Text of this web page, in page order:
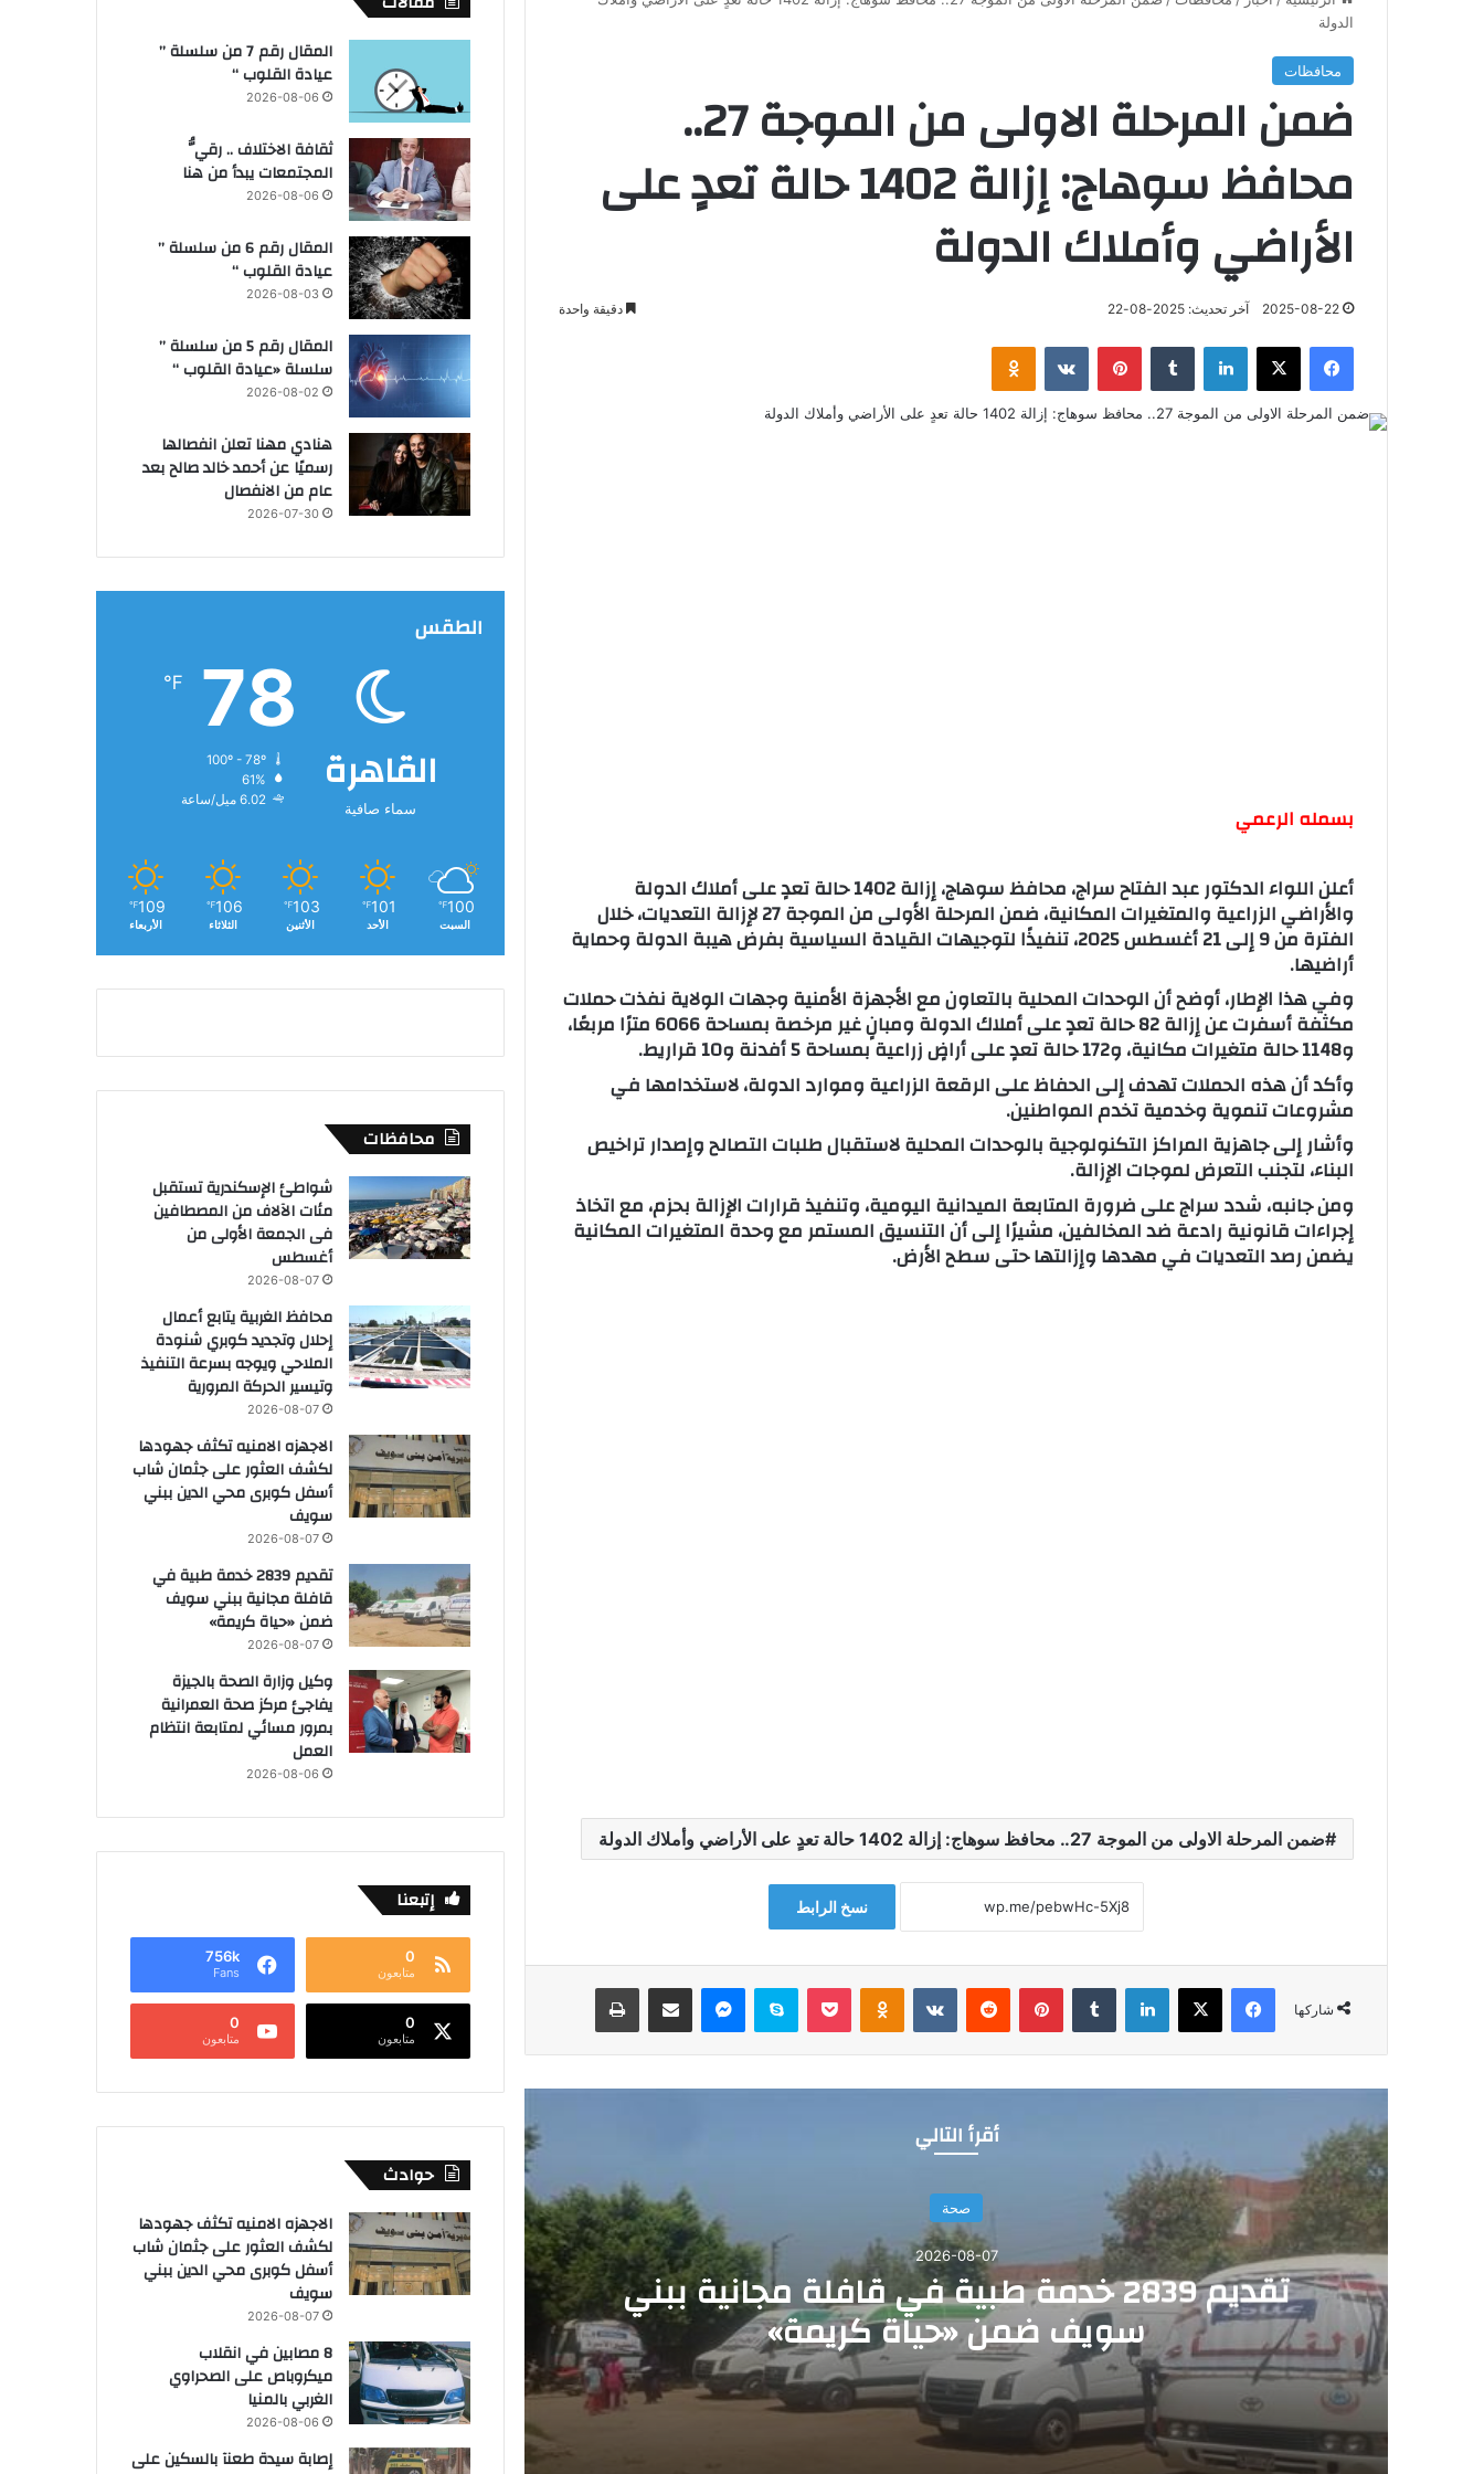
الدولة
محافظات
ضمن المرحلة الاولى من الموجة 27..
محافظ سوهاج: إزالة 1402 حالة تعدٍ على
الأراضي وأملاك الدولة
2025-08-22 آخر تحديث: 2025-08-22 دقيقة واحدة
فيسبوك لينكدإن بينتيريست
بسمله الرعمي
أعلن اللواء الدكتور عبد الفتاح سراج، محافظ سوهاج، إزالة 1402 حالة تعدٍ على أملاك الدولة
والأراضي الزراعية والمتغيرات المكانية، ضمن المرحلة الأولى من الموجة 27 لإزالة التعديات، خلال
الفترة من 9 إلى 21 أغسطس 2025، تنفيذًا لتوجيهات القيادة السياسية بفرض هيبة الدولة وحماية
أراضيها.
وفي هذا الإطار، أوضح أن الوحدات المحلية بالتعاون مع الأجهزة الأمنية وجهات الولاية نفذت حملات
مكثفة أسفرت عن إزالة 82 حالة تعدٍ على أملاك الدولة ومبانٍ غير مرخصة بمساحة 6066 مترًا مربعًا،
و1148 حالة متغيرات مكانية، و172 حالة تعدٍ على أراضٍ زراعية بمساحة 5 أفدنة و10 قراريط.
وأكد أن هذه الحملات تهدف إلى الحفاظ على الرقعة الزراعية وموارد الدولة، لاستخدامها في
مشروعات تنموية وخدمية تخدم المواطنين.
وأشار إلى جاهزية المراكز التكنولوجية بالوحدات المحلية لاستقبال طلبات التصالح وإصدار تراخيص
البناء، لتجنب التعرض لموجات الإزالة.
ومن جانبه، شدد سراج على ضرورة المتابعة الميدانية اليومية، وتنفيذ قرارات الإزالة بحزم، مع اتخاذ
إجراءات قانونية رادعة ضد المخالفين، مشيرًا إلى أن التنسيق المستمر مع وحدة المتغيرات المكانية
يضمن رصد التعديات في مهدها وإزالتها حتى سطح الأرض.
ضمن المرحلة الاولى من الموجة 27.. محافظ سوهاج: إزالة 1402 حالة تعدٍ على الأراضي وأملاك الدولة
نسخ الرابط
شاركها
فيسبوك لينكدإن بينتيريست سكايب
أقرأ التالي
صحة
2026-08-07
تقديم 2839 خدمة طبية في قافلة مجانية ببني
سويف ضمن «حياة كريمة»
2026-08-07
المقال رقم 7 من سلسلة ”
عيادة القلوب “
2026-08-06
ثقافة الاختلاف .. رقيُّ
المجتمعات يبدأ من هنا
2026-08-06
المقال رقم 6 من سلسلة ”
عيادة القلوب “
2026-08-03
المقال رقم 5 من سلسلة ”
سلسلة «عيادة القلوب “
2026-08-02
هنادي مهنا تعلن انفصالها
رسميًا عن أحمد خالد صالح بعد
عام من الانفصال
2026-07-30
الطقس
القاهرة
سماء صافية
78
℉
61%
6.02 ميل/ساعة
100
℉
السبت
101
℉
الأحد
103
℉
الأثنين
106
℉
الثلاثاء
109
℉
الأربعاء
محافظات
شواطئ الإسكندرية تستقبل
مئات الآلاف من المصطافين
فى الجمعة الأولى من
أغسطس
2026-08-07
محافظ الغربية يتابع أعمال
إحلال وتجديد كوبري شنودة
الملاحي ويوجه بسرعة التنفيذ
وتيسير الحركة المرورية
2026-08-07
الاجهزه الامنيه تكثف جهودها
لكشف العثور على جثمان شاب
أسفل كوبرى محي الدين ببني
سويف
2026-08-07
تقديم 2839 خدمة طبية في
قافلة مجانية ببني سويف
ضمن «حياة كريمة»
2026-08-07
وكيل وزارة الصحة بالجيزة
يفاجئ مركز صحة العمرانية
بمرور مسائي لمتابعة انتظام
العمل
2026-08-06
إتبعنا
0
متابعون
756k
Fans
0
متابعون
0
متابعون
حوادث
الاجهزه الامنيه تكثف جهودها
لكشف العثور على جثمان شاب
أسفل كوبرى محي الدين ببني
سويف
2026-08-07
8 مصابين في انقلاب
ميكروباص على الصحراوي
الغربي بالمنيا
2026-08-06
إصابة سيدة طعنآ بالسكين على